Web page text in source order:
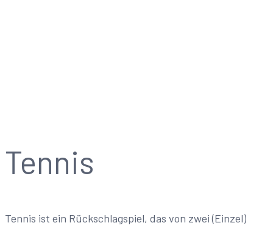
Tennis
Tennis ist ein Rückschlagspiel, das von zwei (Einzel)